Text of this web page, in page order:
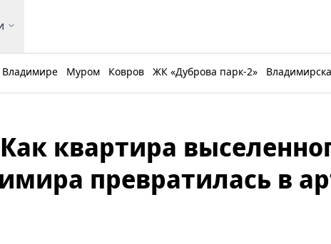
Владимире Муром Ковров ЖК «Дуброва парк-2»
квартира
превратилась в